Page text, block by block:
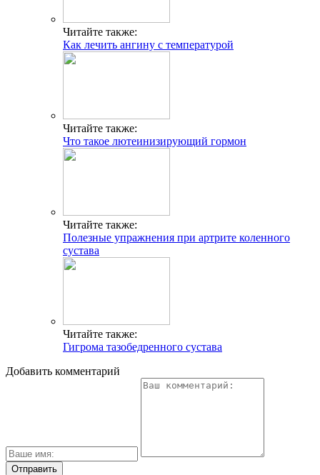
Читайте также:
Как лечить ангину с температурой
Читайте также:
Что такое лютеинизирующий гормон
Читайте также:
Полезные упражнения при артрите коленного
сустава
Читайте также:
Гигрома тазобедренного сустава
Добавить комментарий